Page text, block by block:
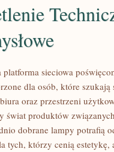
platforma sieciowa
dla osób, które
oraz przestrzeni
świat produktów
dobrane lampy potrafią
tych, którzy cenią estetykę,